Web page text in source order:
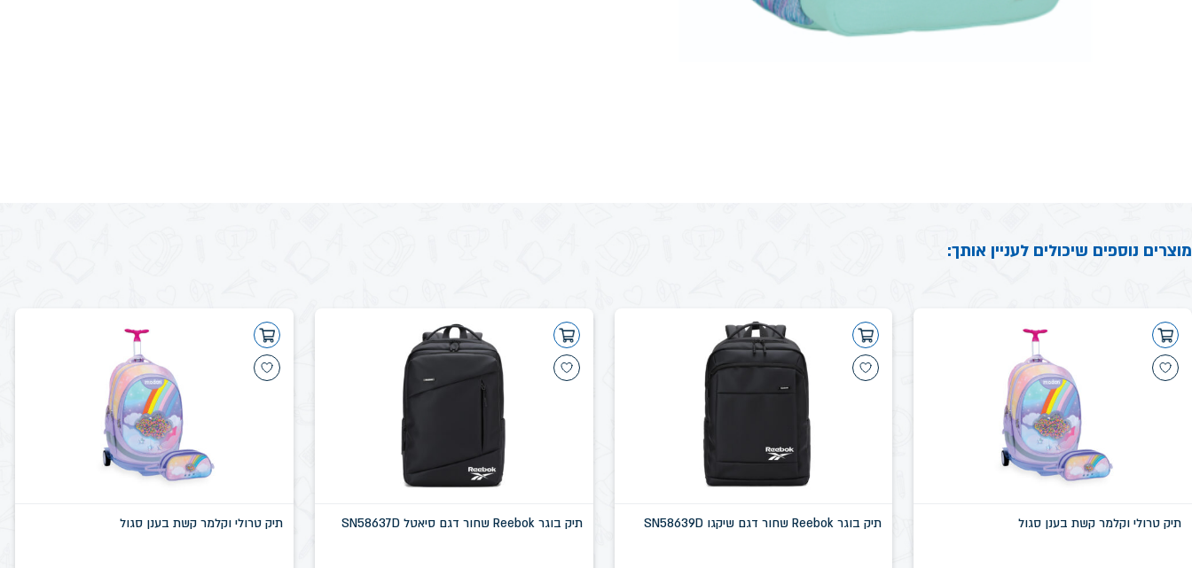
מוצרים נוספים שיכולים לעניין אותך:
תיק טרולי וקלמר קשת בענן סגול תיק בוגר Reebok שחור דגם שיקגו SN58639D תיק בוגר Reebok שחור דגם סיאטל SN58637D תיק טרולי וקלמר קשת בענן סגול